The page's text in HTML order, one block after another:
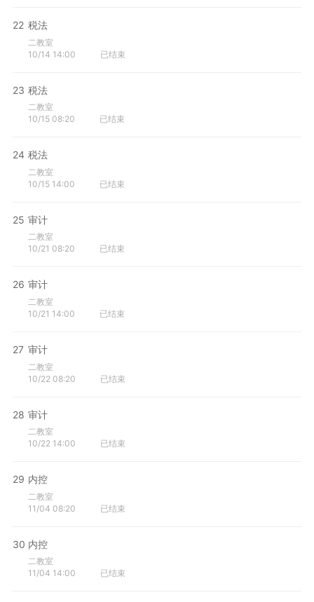
22 税法
二教室
10/14 14:00
已结束
23 税法
二教室
10/15 08:20
已结束
24 税法
二教室
10/15 14:00
已结束
25 审计
二教室
10/21 08:20
已结束
26 审计
二教室
10/21 14:00
已结束
27 审计
二教室
10/22 08:20
已结束
28 审计
二教室
10/22 14:00
已结束
29 内控
二教室
11/04 08:20
已结束
30 内控
二教室
11/04 14:00
已结束